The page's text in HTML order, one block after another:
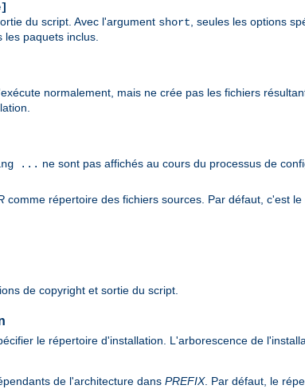
du script. Avec l'argument short, seules les options
les paquets inclus.
normalement, mais ne crée pas les fichiers
... ne sont pas affichés au cours du processus de
comme répertoire des fichiers sources. Par défaut, c'est
de copyright et sortie du script.
le répertoire d'installation. L'arborescence de
de l'architecture dans PREFIX. Par défaut, le